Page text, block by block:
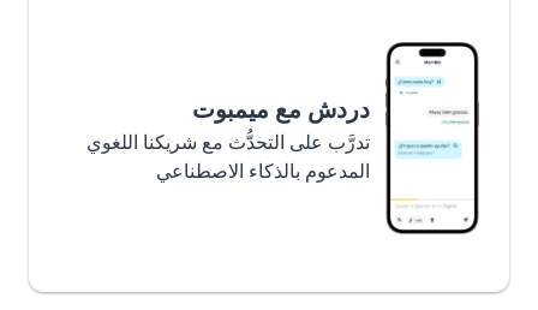
دردش مع ميمبوت
تدرَّب على التحدُّث مع شريكنا اللغوي
المدعوم بالذكاء الاصطناعي